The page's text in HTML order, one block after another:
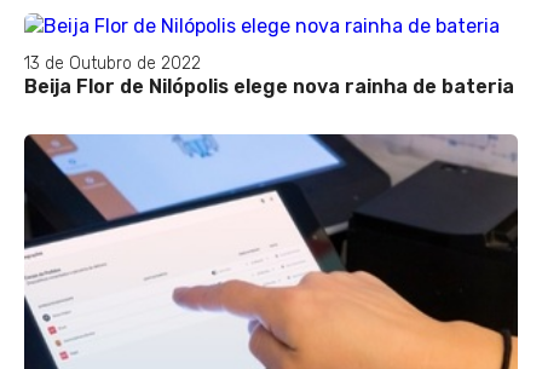
13 de Outubro de 2022
Beija Flor de Nilópolis elege nova rainha de bateria